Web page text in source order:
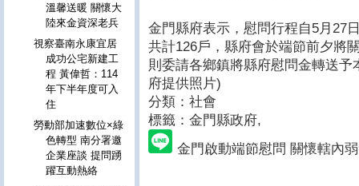
金門縣府表示，慰問行程自5月27
共計126戶，縣府會於端節前夕將
則委請各鄉鎮將縣府慰問金轉送
府提供照片)
分類：社會
標籤：金門縣政府,
金門啟動端節慰問 關懷轄內
溫馨送暖 關懷大
陸來金資深老兵
視察臺南永康宜居
成功公宅新建工
程 黃偉哲：114
年下半年度可入
住
勞動部加速數位×綠
色轉型 南分署邀
企業座談 提問踴
躍互動熱絡